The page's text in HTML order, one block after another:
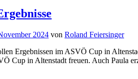
2024 von Roland Feiersinger
Ergebnissen im ASVÖ Cup in
Cup in Altenstadt freuen. Auch Paula